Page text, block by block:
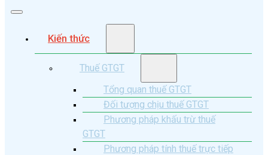
Kiến thức
Thuế GTGT
Tổng quan thuế GTGT
Đối tượng chịu thuế GTGT
Phương pháp khấu trừ thuế
GTGT
Phương pháp tính thuế trực tiếp